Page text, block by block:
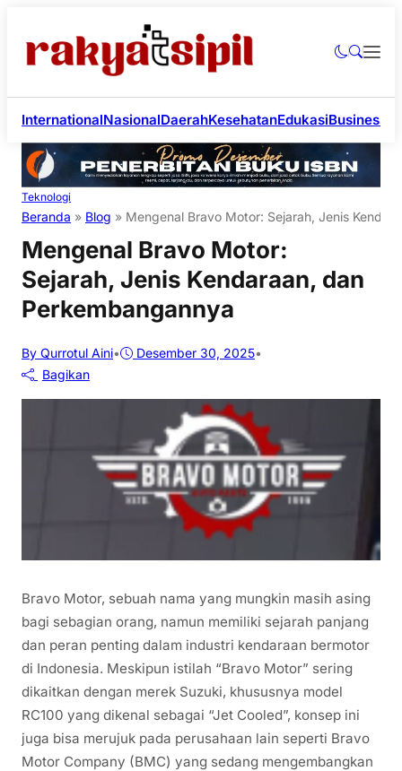
InternationalNasionalDaerahKesehatanEdukasiBusiness
Teknologi
Beranda » Blog » Mengenal Bravo Motor: Sejarah, Jenis
Mengenal Bravo Motor:
Sejarah, Jenis Kendaraan, dan
Perkembangannya
By Qurrotul Aini• Desember 30, 2025•
Bagikan
Bravo Motor, sebuah nama yang mungkin masih asing
bagi sebagian orang, namun memiliki sejarah panjang
dan peran penting dalam industri kendaraan bermotor
di Indonesia. Meskipun istilah “Bravo Motor” sering
dikaitkan dengan merek Suzuki, khususnya model
RC100 yang dikenal sebagai “Jet Cooled”, konsep ini
juga bisa merujuk pada perusahaan lain seperti Bravo
Motor Company (BMC) yang sedang mengembangkan